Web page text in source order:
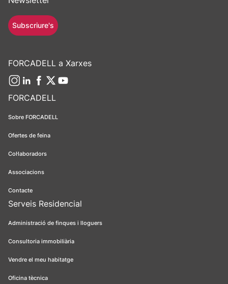
FORCADELL
Sobre FORCADELL
Ofertes de feina
Col·laboradors
Associacions
Contacte
Serveis Residencial
Administració de finques i lloguers
Consultoria immobiliària
Vendre el meu habitatge
Oficina tècnica
Subscriure's
FORCADELL a Xarxes